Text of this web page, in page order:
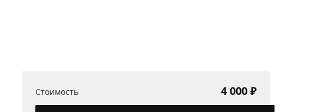
Стоимость 4 000 ₽